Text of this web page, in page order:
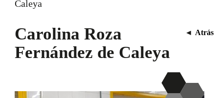
Caleya
Carolina Roza
Fernández de Caleya
◄ Atrás